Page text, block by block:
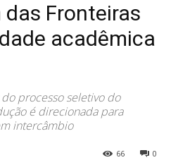
Fronteiras
acadêmica
processo seletivo do
é direcionada para
intercâmbio
0
66